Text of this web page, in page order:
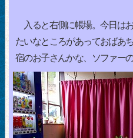
入ると右側に帳場。今日は
たいなところがあっておばあ
宿のお子さんかな、ソファー